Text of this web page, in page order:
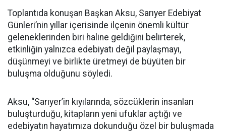
Toplantıda konuşan Başkan Aksu, Sarıyer Edebiyat
Günleri’nin yıllar içerisinde ilçenin önemli kültür
geleneklerinden biri haline geldiğini belirterek,
etkinliğin yalnızca edebiyatı değil paylaşmayı,
düşünmeyi ve birlikte üretmeyi de büyüten bir
buluşma olduğunu söyledi.
Aksu, “Sarıyer’in kıyılarında, sözcüklerin insanları
buluşturduğu, kitapların yeni ufuklar açtığı ve
edebiyatın hayatımıza dokunduğu özel bir buluşmada